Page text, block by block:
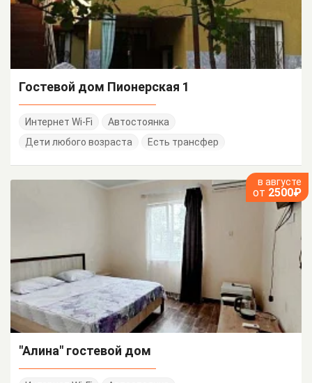
Гостевой дом Пионерская 1
Интернет Wi-Fi
Автостоянка
Дети любого возраста
Есть трансфер
в августе
от 2500₽
"Алина" гостевой дом